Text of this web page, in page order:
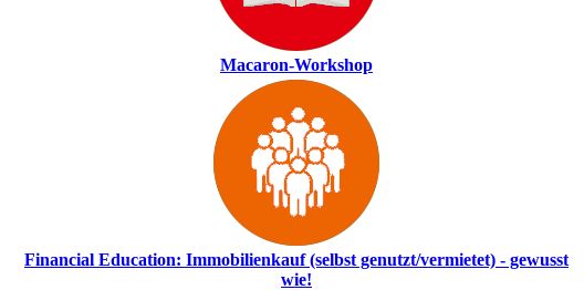
Macaron-Workshop
Financial Education: Immobilienkauf (selbst genutzt/vermietet) - gewusst
wie!